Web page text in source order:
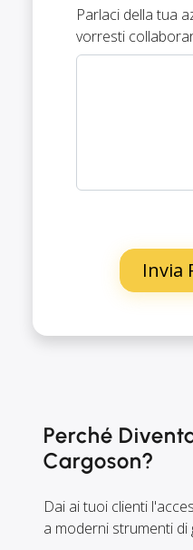
Parlaci della tua
vorresti
Perché
Cargoson?
Dai ai tuoi clienti
a moderni strumenti